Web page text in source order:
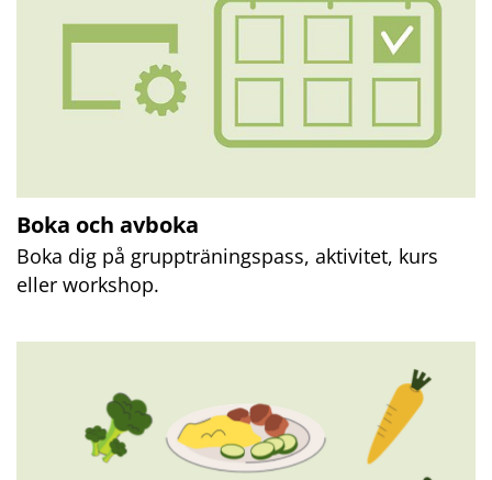
Boka och avboka
Boka dig på gruppträningspass, aktivitet, kurs
eller workshop.